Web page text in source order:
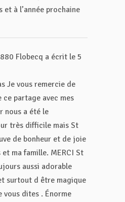
et à l’année prochaine
Flobecq a écrit le 5
Je vous remercie de
partage avec mes
nous a été le
très difficile mais St
de bonheur et de joie
ma famille. MERCI St
aussi adorable
surtout d être magique
vous dites . Énorme